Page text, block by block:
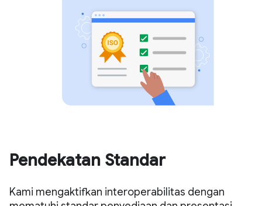
Pendekatan Standar
Kami mengaktifkan interoperabilitas dengan